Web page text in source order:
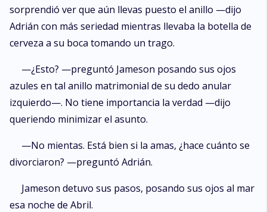
sorprendió ver que aún llevas puesto el anillo —dijo
Adrián con más seriedad mientras llevaba la botella de
cerveza a su boca tomando un trago.
—¿Esto? —preguntó Jameson posando sus ojos
azules en tal anillo matrimonial de su dedo anular
izquierdo—. No tiene importancia la verdad —dijo
queriendo minimizar el asunto.
—No mientas. Está bien si la amas, ¿hace cuánto se
divorciaron? —preguntó Adrián.
Jameson detuvo sus pasos, posando sus ojos al mar
esa noche de Abril.